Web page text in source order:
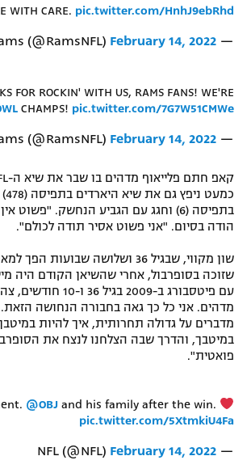
לוח דרושים – ג'ובנט
המגזין
WITH CARE. pic.twitter.com/HnhJ9ebRhd
— Los Angeles Rams (@RamsNFL)
February 14, 2022
FOR ROCKIN' WITH US, RAMS FANS! WE'RE
CHAMPS! pic.twitter.com/7G7W51CMWe
— Los Angeles Rams (@RamsNFL)
February 14, 2022
בתפיסה (6) וחגג עם הגביע הנחשק. "פשוט
הודה בסיום. "אני פשוט אסיר תודה לכולם".
שון מקווי, שבגיל 36 ושלושה
שזוכה בסופרבול, אחרי שהשיאן הקודם היה
עם פיטסבורג ב-2009 בגיל
מדהים. אני כל כך גאה בחבורה הנחושה הזאת.
מדברים על גדולה תחרותית, איך להיות
במיטבך, והדרך שבה הצלחנו לנצח את
פואטית".
@OBJand his family after the win.
pic.twitter.com/5XtmkiU4Fa
— NFL (@NFL)
February 14, 2022